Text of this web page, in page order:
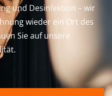
und Desinfektion – wir
wieder ein Ort des
Sie auf unsere